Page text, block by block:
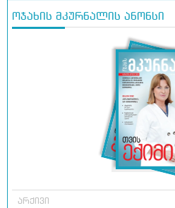
ოჯახის მკურნალის ანონსი
არქივი